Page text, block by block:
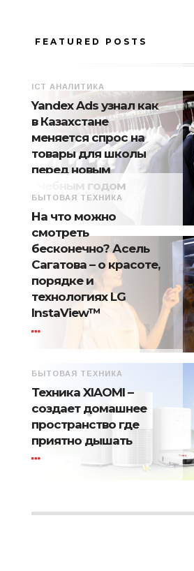
FEATURED POSTS
ICT АНАЛИТИКА
Yandex Ads узнал как
в Казахстане
меняется спрос на
товары для школы
перед новым
учебным годом
БЫТОВАЯ ТЕХНИКА
На что можно
смотреть
бесконечно? Асель
Сагатова – о красоте,
порядке и
технологиях LG
InstaView™
БЫТОВАЯ ТЕХНИКА
Техника XIAOMI –
создает домашнее
пространство где
приятно дышать